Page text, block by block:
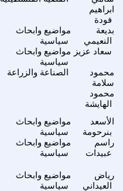
ابراهيم
فودة
مواضيع وابحاث
سياسية
بديعة
النعيمي
مواضيع وابحاث
سياسية
سعاد عزيز
الصناعة والزراعة
محمود
سلامة
محمود
الهايشة
مواضيع وابحاث
سياسية
الأسعد
بنرحومة
مواضيع وابحاث
سياسية
راسم
عبيدات
مواضيع وابحاث
سياسية
رياض
العيداني